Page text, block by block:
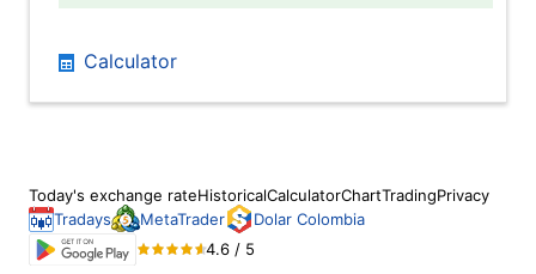
Calculator
Today's exchange rateHistoricalCalculatorChartTradingPrivacy
Tradays
MetaTrader
Dolar Colombia
4.6 / 5